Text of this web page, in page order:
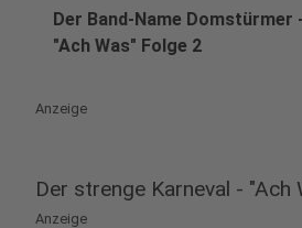
Der Band-Name Domstürmer -
"Ach Was" Folge 2
Anzeige
Der strenge Karneval - "Ach
Anzeige